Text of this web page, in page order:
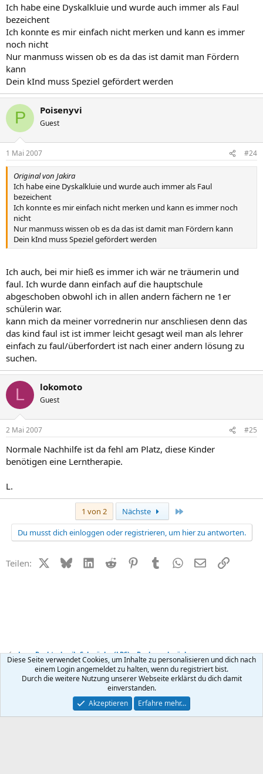
Ich habe eine Dyskalkluie und wurde auch immer als Faul
bezeichent
Ich konnte es mir einfach nicht merken und kann es immer
noch nicht
Nur manmuss wissen ob es da das ist damit man Fördern
kann
Dein kInd muss Speziel gefördert werden
P Poisenyvi
Guest
1 Mai 2007 #24
Original von Jakira
Ich habe eine Dyskalkluie und wurde auch immer als Faul
bezeichent
Ich konnte es mir einfach nicht merken und kann es immer noch
nicht
Nur manmuss wissen ob es da das ist damit man Fördern kann
Dein kInd muss Speziel gefördert werden
Ich auch, bei mir hieß es immer ich wär ne träumerin und
faul. Ich wurde dann einfach auf die hauptschule
abgeschoben obwohl ich in allen andern fächern ne 1er
schülerin war.
kann mich da meiner vorrednerin nur anschliesen denn das
das kind faul ist ist immer leicht gesagt weil man als lehrer
einfach zu faul/überfordert ist nach einer andern lösung zu
suchen.
L lokomoto
Guest
2 Mai 2007 #25
Normale Nachhilfe ist da fehl am Platz, diese Kinder
benötigen eine Lerntherapie.
L.
1 von 2 Nächste
Du musst dich einloggen oder registrieren, um hier zu antworten.
Teilen: X (Twitter)
BlueskyLinkedIn
Reddit PinterestTumblr WhatsApp
E-MailLink
Lese-Rechtschreib-Schwäche (LRS) + Rechenschwäche
Kontakt Nutzungsbedingungen Datenschutz Hilfe
R
Community platform by XenForo ® © 2010-2026 XenForo Ltd.
Diese Seite verwendet Cookies, um Inhalte zu personalisieren und dich nach
einem Login angemeldet zu halten, wenn du registriert bist.
Durch die weitere Nutzung unserer Webseite erklärst du dich damit
einverstanden.
Akzeptieren
Erfahre mehr…